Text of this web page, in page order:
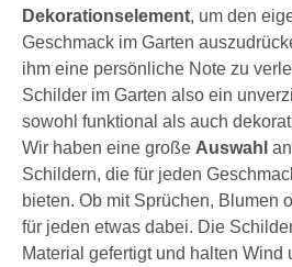
Dekorationselement, um den
Geschmack im Garten
ihm eine persönliche Note zu
Schilder im Garten also ein
sowohl funktional als auch
Wir haben eine große Auswahl
Schildern, die für jeden
bieten. Ob mit Sprüchen, Blumen
für jeden etwas dabei. Die
Material gefertigt und halten Wind